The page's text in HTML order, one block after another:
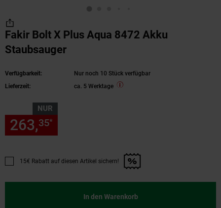
Fakir Bolt X Plus Aqua 8472 Akku
Staubsauger
Verfügbarkeit:
Nur noch 10 Stück verfügbar
Lieferzeit:
ca. 5 Werktage
NUR
263,35*
Promotion "15€ Rabatt auf diesen Artikel sichern!" anwenden
15€ Rabatt auf diesen Artikel sichern!
In den Warenkorb